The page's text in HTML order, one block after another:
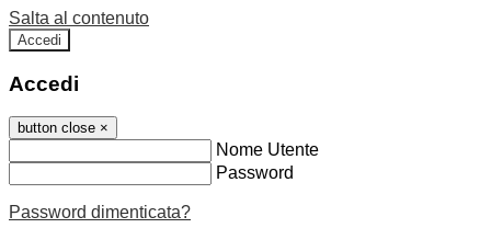
Salta al contenuto
Accedi
Accedi
button close ×
Nome Utente
Password
Password dimenticata?